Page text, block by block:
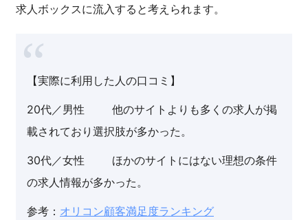
求人ボックスに流入すると考えられます。
【実際に利用した人の口コミ】
20代／男性 他のサイトよりも多くの求人が掲
載されており選択肢が多かった。
30代／女性 ほかのサイトにはない理想の条件
の求人情報が多かった。
参考： オリコン顧客満足度ランキング